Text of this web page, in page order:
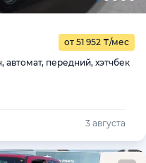
от 51 952 ₸/мес
автомат, передний, хэтчбек
3 августа